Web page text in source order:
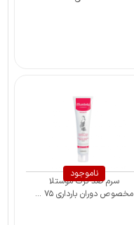
ناموجود
سرم ضد ترک موستلا
مخصوص دوران بارداری ۷۵ ...